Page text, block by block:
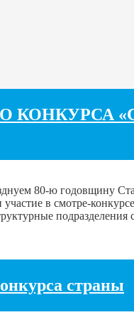
80-ю годовщину
в смотре-
подразделения
страны